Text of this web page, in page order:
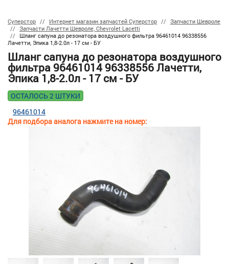
Суперстор Интернет магазин запчастей Суперстор
Запчасти Шевроле
Запчасти Лачетти Шевроле, Chevrolet Lacetti
Шланг сапуна до резонатора воздушного фильтра 96461014 96338556
Лачетти, Эпика 1,8-2.0л - 17 см - БУ
Шланг сапуна до резонатора воздушного
фильтра 96461014 96338556 Лачетти,
Эпика 1,8-2.0л - 17 см - БУ
ОСТАЛОСЬ 2 ШТУКИ
Для подбора аналога нажмите на номер:
96461014